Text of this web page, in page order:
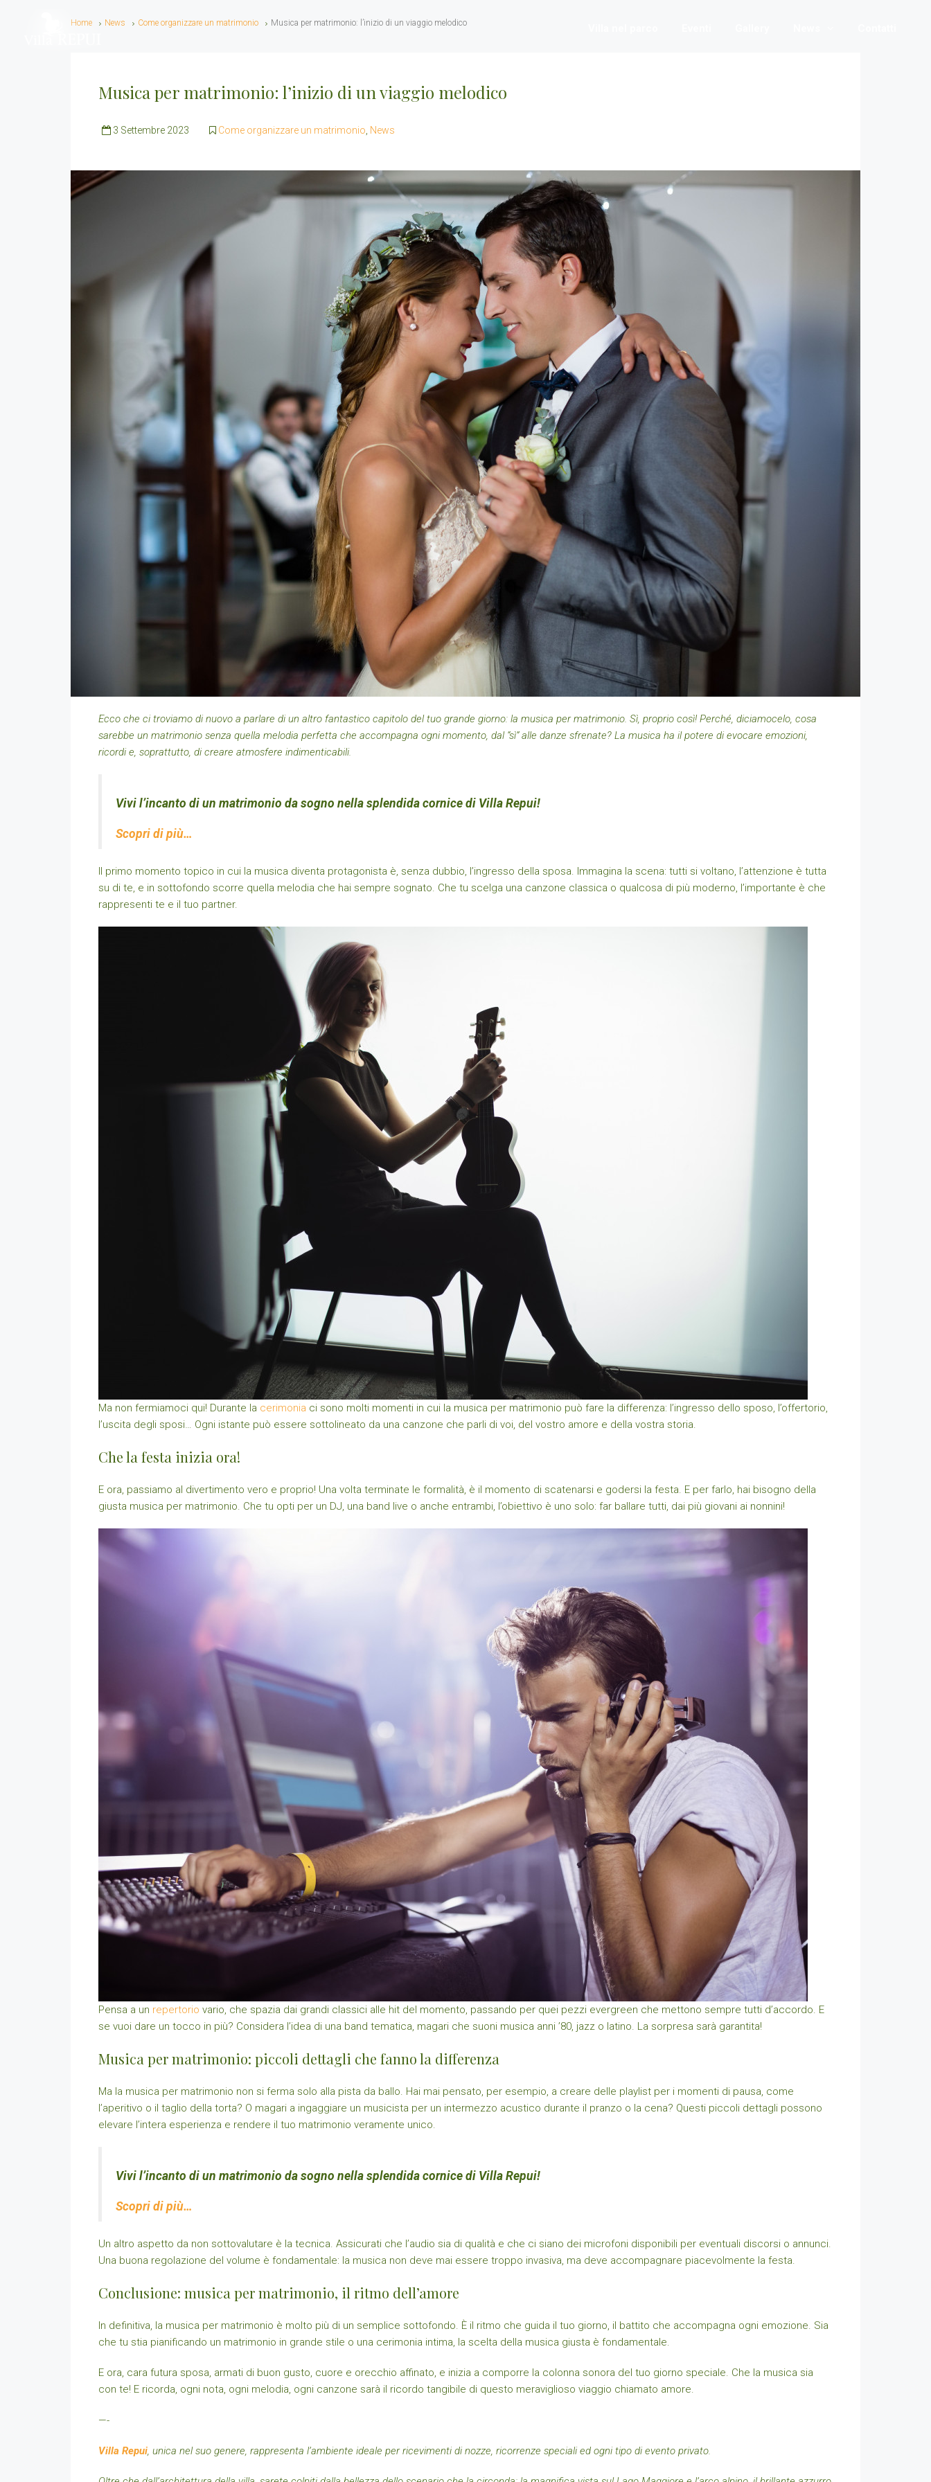
Home News Come organizzare un matrimonio Musica per matrimonio: l’inizio di un viaggio melodico
Musica per matrimonio: l’inizio di un viaggio melodico
3 Settembre 2023 Come organizzare un matrimonio News
Ecco che ci troviamo di nuovo a parlare di un altro fantastico capitolo del tuo grande giorno: la musica per matrimonio. Sì, proprio così! Perché, diciamocelo, cosa
sarebbe un matrimonio senza quella melodia perfetta che accompagna ogni momento, dal “sì” alle danze sfrenate? La musica ha il potere di evocare emozioni,
ricordi e, soprattutto, di creare atmosfere indimenticabili.
Vivi l’incanto di un matrimonio da sogno nella splendida cornice di Villa Repui!
Scopri di più…
Il primo momento topico in cui la musica diventa protagonista è, senza dubbio, l’ingresso della sposa. Immagina la scena: tutti si voltano, l’attenzione è tutta
su di te, e in sottofondo scorre quella melodia che hai sempre sognato. Che tu scelga una canzone classica o qualcosa di più moderno, l’importante è che
rappresenti te e il tuo partner.
Ma non fermiamoci qui! Durante la cerimonia ci sono molti momenti in cui la musica per matrimonio può fare la differenza: l’ingresso dello sposo, l’offertorio,
l’uscita degli sposi… Ogni istante può essere sottolineato da una canzone che parli di voi, del vostro amore e della vostra storia.
Che la festa inizia ora!
E ora, passiamo al divertimento vero e proprio! Una volta terminate le formalità, è il momento di scatenarsi e godersi la festa. E per farlo, hai bisogno della
giusta musica per matrimonio. Che tu opti per un DJ, una band live o anche entrambi, l’obiettivo è uno solo: far ballare tutti, dai più giovani ai nonnini!
Pensa a un repertorio vario, che spazia dai grandi classici alle hit del momento, passando per quei pezzi evergreen che mettono sempre tutti d’accordo. E
se vuoi dare un tocco in più? Considera l’idea di una band tematica, magari che suoni musica anni ’80, jazz o latino. La sorpresa sarà garantita!
Musica per matrimonio: piccoli dettagli che fanno la differenza
Ma la musica per matrimonio non si ferma solo alla pista da ballo. Hai mai pensato, per esempio, a creare delle playlist per i momenti di pausa, come
l’aperitivo o il taglio della torta? O magari a ingaggiare un musicista per un intermezzo acustico durante il pranzo o la cena? Questi piccoli dettagli possono
elevare l’intera esperienza e rendere il tuo matrimonio veramente unico.
Vivi l’incanto di un matrimonio da sogno nella splendida cornice di Villa Repui!
Scopri di più…
Un altro aspetto da non sottovalutare è la tecnica. Assicurati che l’audio sia di qualità e che ci siano dei microfoni disponibili per eventuali discorsi o annunci.
Una buona regolazione del volume è fondamentale: la musica non deve mai essere troppo invasiva, ma deve accompagnare piacevolmente la festa.
Conclusione: musica per matrimonio, il ritmo dell’amore
In definitiva, la musica per matrimonio è molto più di un semplice sottofondo. È il ritmo che guida il tuo giorno, il battito che accompagna ogni emozione. Sia
che tu stia pianificando un matrimonio in grande stile o una cerimonia intima, la scelta della musica giusta è fondamentale.
E ora, cara futura sposa, armati di buon gusto, cuore e orecchio affinato, e inizia a comporre la colonna sonora del tuo giorno speciale. Che la musica sia
con te! E ricorda, ogni nota, ogni melodia, ogni canzone sarà il ricordo tangibile di questo meraviglioso viaggio chiamato amore.
https://nonukcasinosites.co.uk/european/
—-
Villa Repui, unica nel suo genere, rappresenta l’ambiente ideale per ricevimenti di nozze, ricorrenze speciali ed ogni tipo di evento privato.